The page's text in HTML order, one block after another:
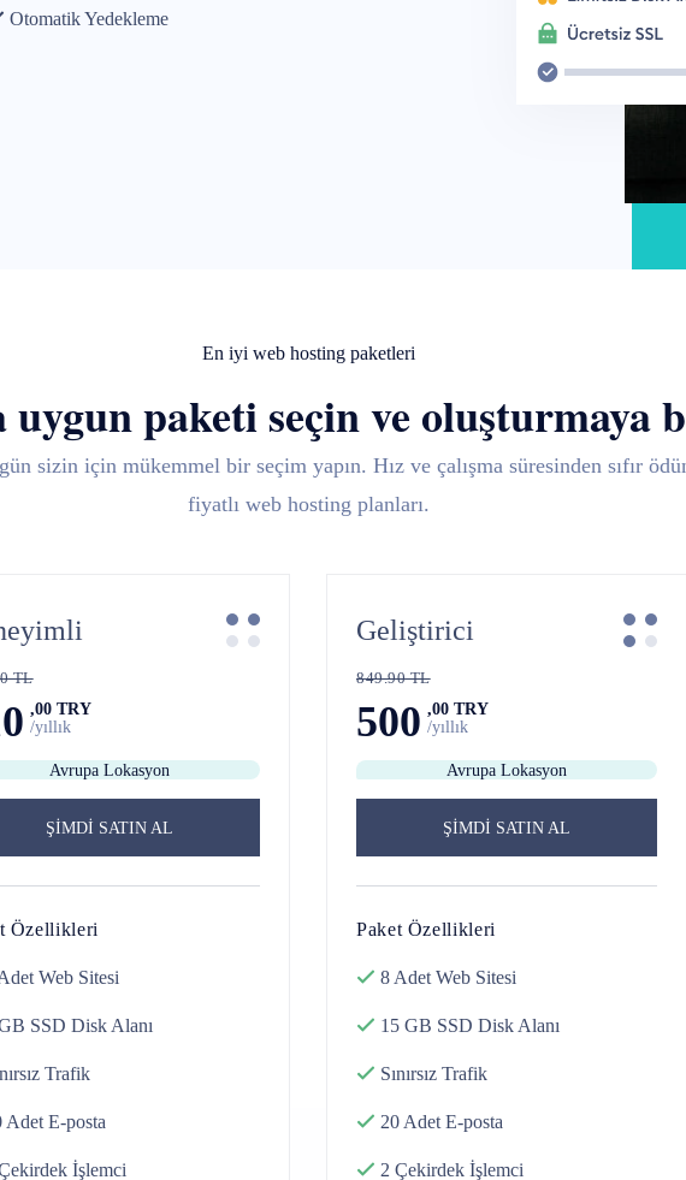
Otomatik Yedekleme
En iyi web hosting paketleri
uygun paketi seçin ve oluşturmaya
sizin için mükemmel bir seçim yapın. Hız ve çalışma süresinden sıfır
fiyatlı web hosting planları.
TL
,00 TRY
/yıllık
Avrupa Lokasyon
ŞİMDİ SATIN AL
Özellikleri
Web Sitesi
SSD Disk Alanı
Trafik
Adet E-posta
İşlemci
Geliştirici
849.90 TL
500 ,00 TRY
/yıllık
Avrupa Lokasyon
ŞİMDİ SATIN AL
Paket Özellikleri
8 Adet Web Sitesi
15 GB SSD Disk Alanı
Sınırsız Trafik
20 Adet E-posta
2 Çekirdek İşlemci